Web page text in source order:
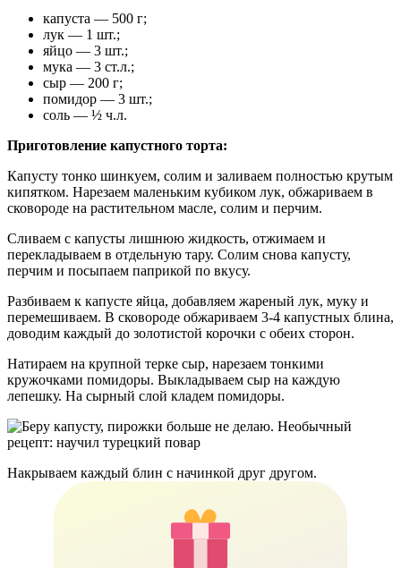
капуста — 500 г;
лук — 1 шт.;
яйцо — 3 шт.;
мука — 3 ст.л.;
сыр — 200 г;
помидор — 3 шт.;
соль — ½ ч.л.
Приготовление капустного торта:
Капусту тонко шинкуем, солим и заливаем полностью крутым
кипятком. Нарезаем маленьким кубиком лук, обжариваем в
сковороде на растительном масле, солим и перчим.
Сливаем с капусты лишнюю жидкость, отжимаем и
перекладываем в отдельную тару. Солим снова капусту,
перчим и посыпаем паприкой по вкусу.
Разбиваем к капусте яйца, добавляем жареный лук, муку и
перемешиваем. В сковороде обжариваем 3-4 капустных блина,
доводим каждый до золотистой корочки с обеих сторон.
Натираем на крупной терке сыр, нарезаем тонкими
кружочками помидоры. Выкладываем сыр на каждую
лепешку. На сырный слой кладем помидоры.
Накрываем каждый блин с начинкой друг другом.